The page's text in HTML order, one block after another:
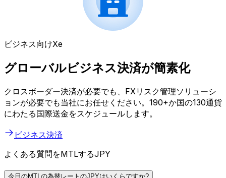
ビジネス向けXe
グローバルビジネス決済が簡素化
クロスボーダー決済が必要でも、FXリスク管理ソリューシ
ョンが必要でも当社にお任せください。190+か国の130通貨
にわたる国際送金をスケジュールします。
ビジネス決済
よくある質問をMTLするJPY
今日のMTLの為替レートのJPYはいくらですか?